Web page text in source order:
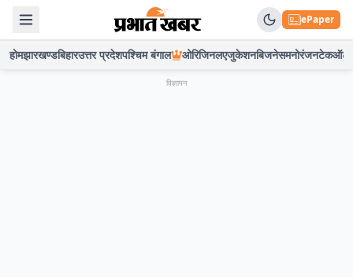
ePaper
होमझारखण्डबिहारउत्तर प्रदेशपश्चिम बंगाल ओरिजिनलएजुकेशनबिजनेसमनोरंजनटेकऑटो
विज्ञापन